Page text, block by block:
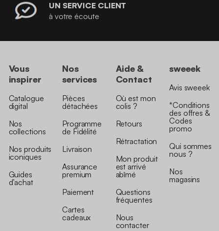
UN SERVICE CLIENT
à votre écoute
Vous
inspirer
Catalogue
digital
Nos
collections
Nos produits
iconiques
Guides
d’achat
Nos
services
Pièces
détachées
Programme
de Fidélité
Livraison
Assurance
premium
Paiement
Cartes
cadeaux
Aide &
Contact
Où est mon
colis ?
Retours
Rétractation
Mon produit
est arrivé
abîmé
Questions
fréquentes
Nous
contacter
sweeek
Avis sweeek
*Conditions
des offres &
Codes
promo
Qui sommes
nous ?
Nos
magasins